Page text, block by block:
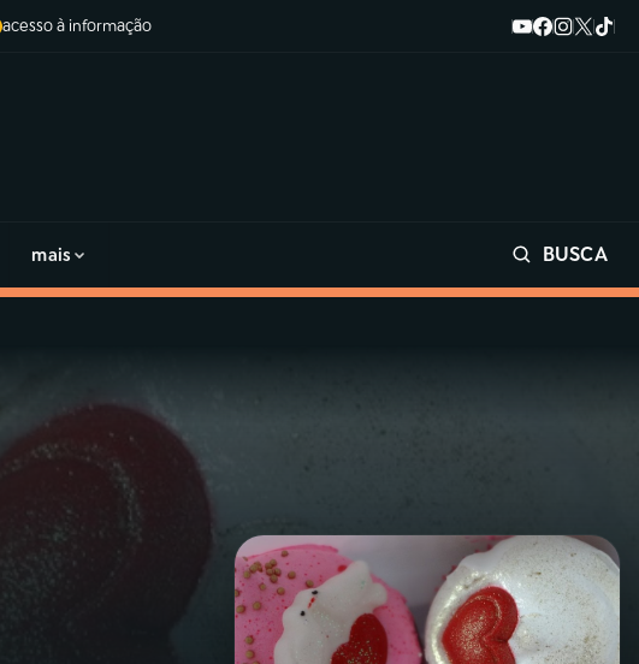
acesso à informação
mais BUSCA